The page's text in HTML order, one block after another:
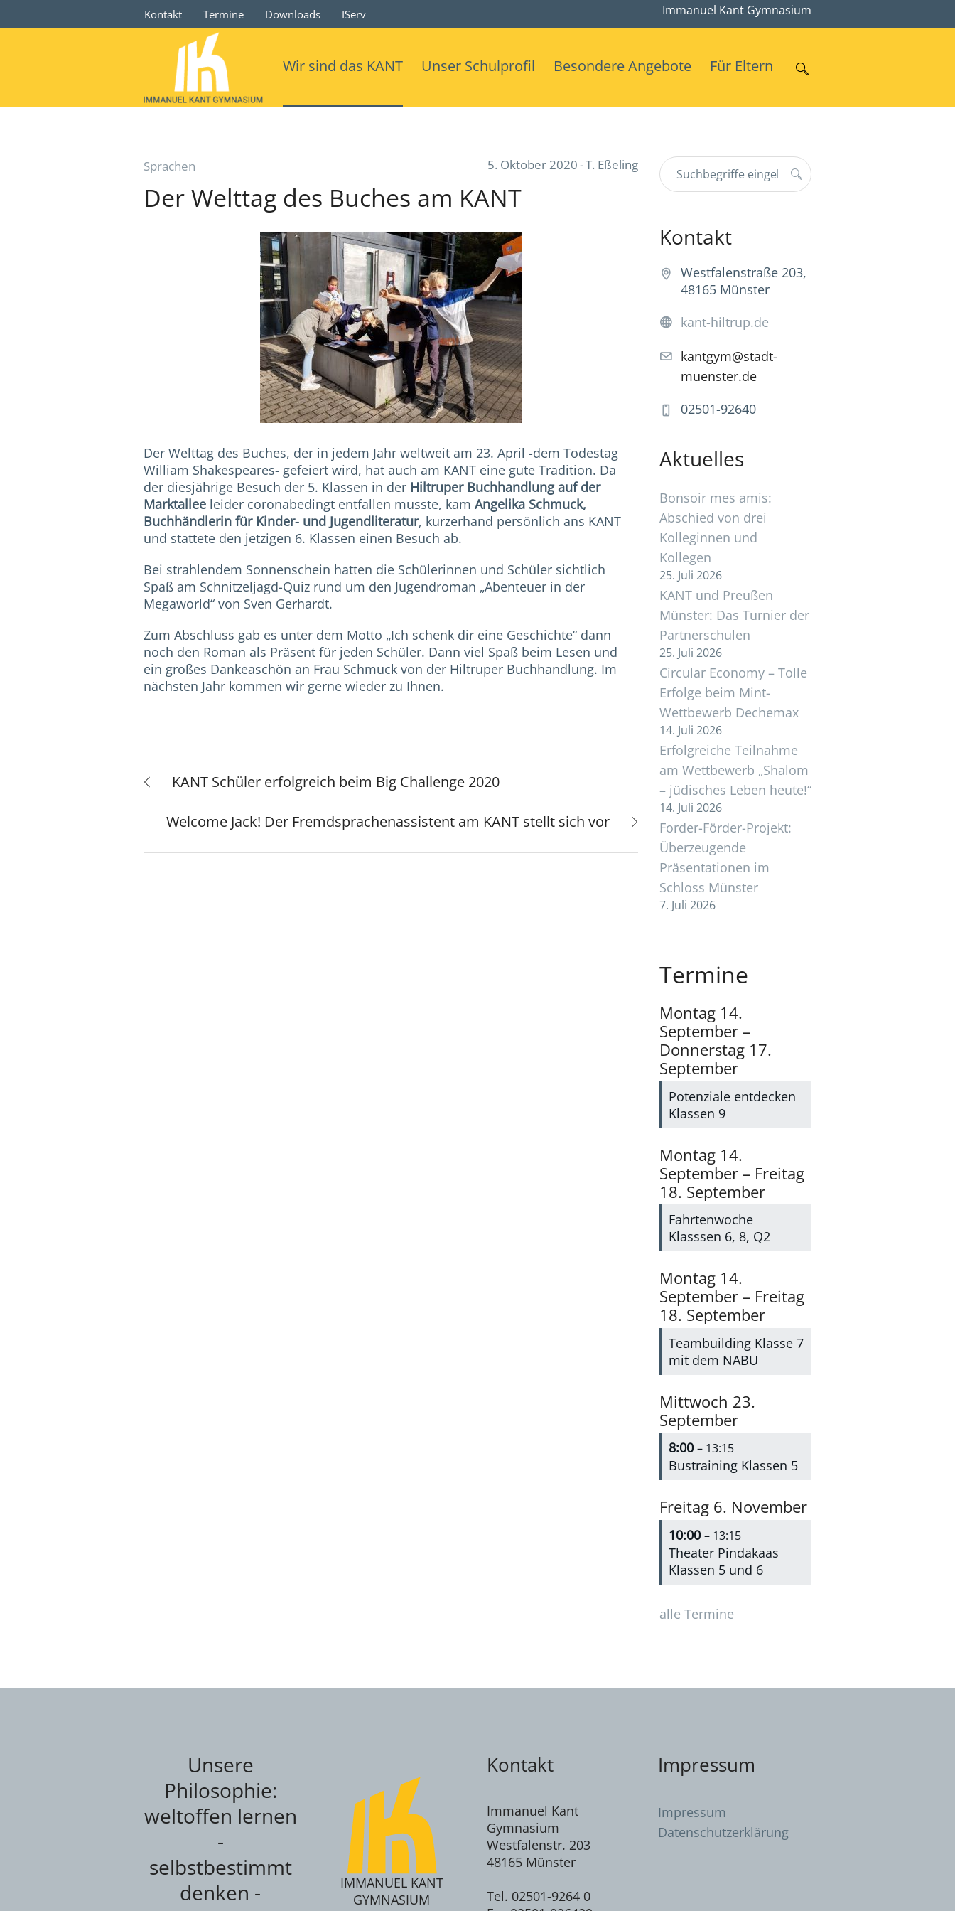
Immanuel Kant Gymnasium
Kontakt Termine Downloads IServ
Wir sind das KANT Unser Schulprofil Besondere Angebote Für Eltern
5. Oktober 2020 T. Eßeling
Sprachen
Der Welttag des Buches am KANT
Der Welttag des Buches, der in jedem Jahr weltweit am 23. April -dem Todestag
William Shakespeares- gefeiert wird, hat auch am KANT eine gute Tradition. Da
der diesjährige Besuch der 5. Klassen in der Hiltruper Buchhandlung auf der
Marktallee leider coronabedingt entfallen musste, kam Angelika Schmuck,
Buchhändlerin für Kinder- und Jugendliteratur, kurzerhand persönlich ans KANT
und stattete den jetzigen 6. Klassen einen Besuch ab.
Bei strahlendem Sonnenschein hatten die Schülerinnen und Schüler sichtlich
Spaß am Schnitzeljagd-Quiz rund um den Jugendroman „Abenteuer in der
Megaworld“ von Sven Gerhardt.
Zum Abschluss gab es unter dem Motto „Ich schenk dir eine Geschichte“ dann
noch den Roman als Präsent für jeden Schüler. Dann viel Spaß beim Lesen und
ein großes Dankeaschön an Frau Schmuck von der Hiltruper Buchhandlung. Im
nächsten Jahr kommen wir gerne wieder zu Ihnen.
KANT Schüler erfolgreich beim Big Challenge 2020
Welcome Jack! Der Fremdsprachenassistent am KANT stellt sich vor
Kontakt
Westfalenstraße 203,
48165 Münster
kant-hiltrup.de
kantgym@stadt-
muenster.de
02501-92640
Aktuelles
Bonsoir mes amis:
Abschied von drei
Kolleginnen und
Kollegen
25. Juli 2026
KANT und Preußen
Münster: Das Turnier der
Partnerschulen
25. Juli 2026
Circular Economy – Tolle
Erfolge beim Mint-
Wettbewerb Dechemax
14. Juli 2026
Erfolgreiche Teilnahme
am Wettbewerb „Shalom
– jüdisches Leben heute!“
14. Juli 2026
Forder-Förder-Projekt:
Überzeugende
Präsentationen im
Schloss Münster
7. Juli 2026
Termine
Montag 14.
September–
Donnerstag 17.
September
Potenziale entdecken
Klassen 9
Montag 14.
September– Freitag
18. September
Fahrtenwoche
Klasssen 6, 8, Q2
Montag 14.
September– Freitag
18. September
Teambuilding Klasse 7
mit dem NABU
Mittwoch 23.
September
8:00– 13:15
Bustraining Klassen 5
Freitag 6. November
10:00– 13:15
Theater Pindakaas
Klassen 5 und 6
alle Termine
Unsere
Philosophie:
weltoffen lernen
-
selbstbestimmt
denken -
IMMANUEL KANT
GYMNASIUM
Kontakt
Immanuel Kant
Gymnasium
Westfalenstr. 203
48165 Münster
Tel. 02501-9264 0
Impressum
Impressum
Datenschutzerklärung